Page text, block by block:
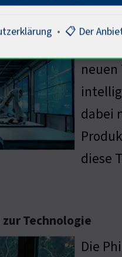
in der
dabei
diese
Technologie
Die
• 📋 Der